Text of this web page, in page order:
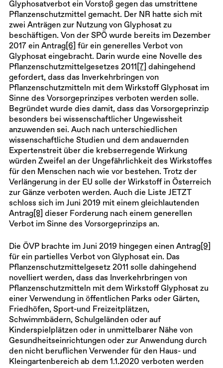
Glyphosatverbot ein Vorstoß gegen das umstrittene
Pflanzenschutzmittel gemacht. Der NR hatte sich mit
zwei Anträgen zur Nutzung von Glyphosat zu
beschäftigen. Von der SPÖ wurde bereits im Dezember
2017 ein Antrag [6]
für ein generelles Verbot von
Glyphosat eingebracht. Darin wurde eine Novelle des
Pflanzenschutzmittelgesetzes 2011
[7]
dahingehend
gefordert, dass das Inverkehrbringen von
Pflanzenschutzmitteln mit dem Wirkstoff Glyphosat im
Sinne des Vorsorgeprinzipes verboten werden solle.
Begründet wurde dies damit, dass das Vorsorgeprinzip
besonders bei wissenschaftlicher Ungewissheit
anzuwenden sei. Auch nach unterschiedlichen
wissenschaftliche Studien und dem andauernden
Expertenstreit über die krebserregende Wirkung
würden Zweifel an der Ungefährlichkeit des Wirkstoffes
für den Menschen nach wie vor bestehen. Trotz der
Verlängerung in der EU solle der Wirkstoff in Österreich
zur Gänze verboten werden. Auch die Liste JETZT
schloss sich im Juni 2019 mit einem gleichlautenden
Antrag [8] dieser Forderung nach einem generellen
Verbot im Sinne des Vorsorgeprinzips an.
Die ÖVP brachte im Juni 2019 hingegen einen Antrag [9]
für ein partielles Verbot von Glyphosat ein. Das
Pflanzenschutzmittelgesetz 2011 solle dahingehend
novelliert werden, dass das Inverkehrbringen von
Pflanzenschutzmitteln mit dem Wirkstoff Glyphosat zu
einer Verwendung in öffentlichen Parks oder Gärten,
Friedhöfen, Sport-und Freizeitplätzen,
Schwimmbädern, Schulgeländen oder auf
Kinderspielplätzen oder in unmittelbarer Nähe von
Gesundheitseinrichtungen oder zur Anwendung durch
den nicht beruflichen Verwender für den Haus- und
Kleingartenbereich ab dem 1.1.2020 verboten werden